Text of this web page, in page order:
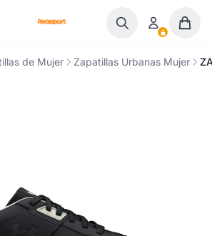
de Mujer Zapatillas Urbanas Mujer